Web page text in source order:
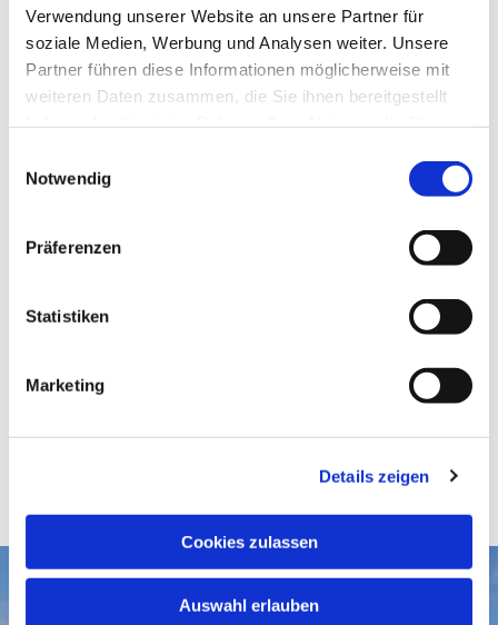
Verwendung unserer Website an unsere Partner für
soziale Medien, Werbung und Analysen weiter. Unsere
Partner führen diese Informationen möglicherweise mit
weiteren Daten zusammen, die Sie ihnen bereitgestellt
Notwendig
Präferenzen
Statistiken
Marketing
Details zeigen
Cookies zulassen
Auswahl erlauben